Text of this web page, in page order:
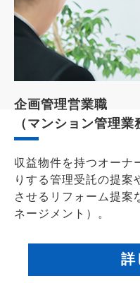
企画管理営業職
（マンション管理業
収益物件を持つオーナ
りする管理受託の提案
させるリフォーム提案
ネージメント）。
詳